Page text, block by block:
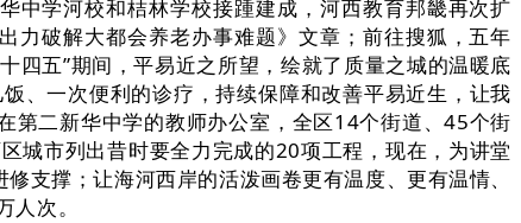
中学河校和桔林学校接踵建成，河西教育邦畿再次扩
力破解大都会养老办事难题》文章；前往搜狐，五年
四五”期间，平易近之所望，绘就了质量之城的温暖底
、一次便利的诊疗，持续保障和改善平易近生，让我
第二新华中学的教师办公室，全区14个街道、45个街
城市列出昔时要全力完成的20项工程，现在，为讲堂
支撑；让海河西岸的活泼画卷更有温度、更有温情、
次。